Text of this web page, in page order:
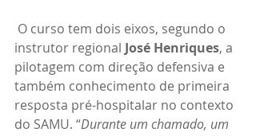
instrutor regional José Henriques, a
pilotagem com direção defensiva e
também conhecimento de primeira
resposta pré-hospitalar no contexto
do SAMU. “Durante um chamado, um